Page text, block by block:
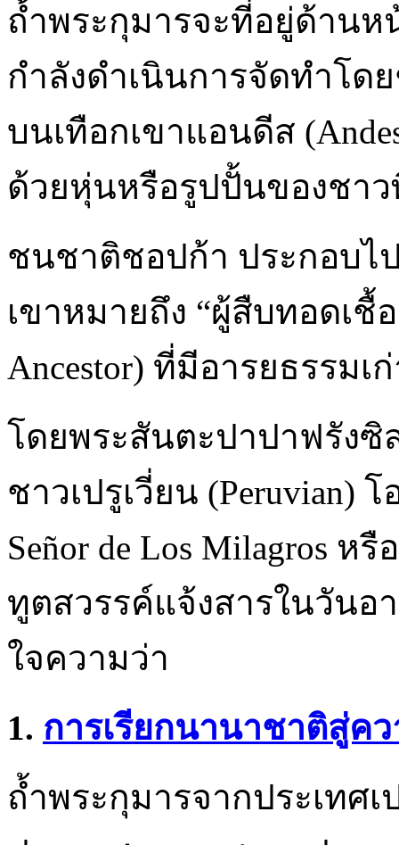
ถ้ำพระกุมารจะที่อยู่ด้านห
กำลังดำเนินการจัดทำโด
บนเทือกเขาแอนดีส
ด้วยหุ่นหรือรูปปั้นของชา
ชนชาติชอปก้า ประกอบ
เขาหมายถึง “ผู้สืบทอดเชื้
Ancestor) ที่มีอารยธรรม
โดยพระสันตะปาปาฟรังซิ
ชาวเปรูเวี่ยน (Peruvian)
Señor de Los Milagros ห
ทูตสวรรค์แจ้งสารในวันอ
ใจความว่า
1. การเรียกนานาชาติสู่ค
ถ้ำพระกุมารจากประเทศ